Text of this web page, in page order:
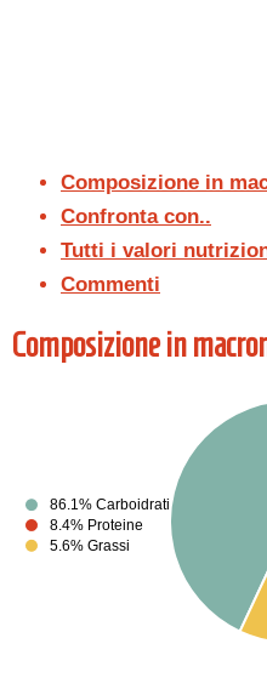
Composizione in
Confronta con..
Tutti i valori
Commenti
Composizione in
86.1% Carboidrati
8.4% Proteine
5.6% Grassi